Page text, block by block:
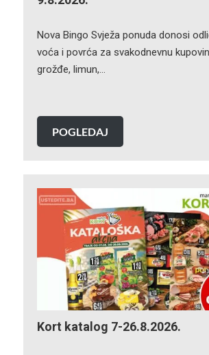
Nova Bingo Svježa ponuda donosi
voća i povrća za svakodnevnu
grožđe, limun,…
POGLEDAJ
Kort katalog 7-26.8.2026.